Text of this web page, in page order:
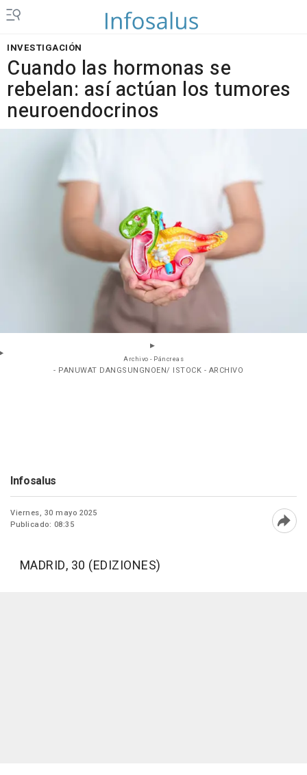
INVESTIGACIÓN
Cuando las hormonas se
rebelan: así actúan los tumores
neuroendocrinos
Archivo - Páncreas
- PANUWAT DANGSUNGNOEN/ ISTOCK - ARCHIVO
Infosalus
Viernes, 30 mayo 2025
Publicado: 08:35
MADRID, 30 (EDIZIONES)